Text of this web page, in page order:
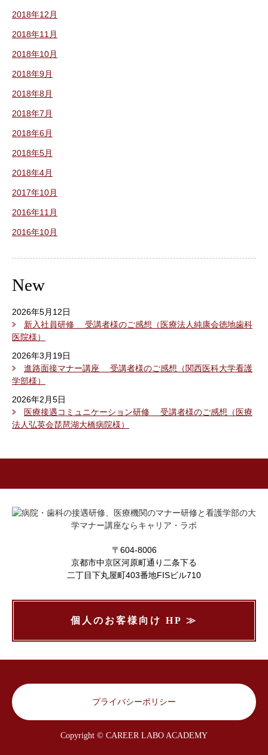
2018年12月
2018年11月
2018年10月
2018年9月
2018年8月
2018年7月
2018年6月
2018年5月
2018年4月
2017年10月
2016年11月
2016年10月
New
2026年5月12日
新入社員研修 受講者様のご感想（医療法人純康会徳地歯科
医院様）
2026年3月19日
進路面接マナー講座 受講者様のご感想（関西医科大学看護
学部様）
2026年2月5日
医療接遇コミュニケーション研修 受講者様のご感想（医療
法人弘英会琵琶湖大橋病院様）
〒604-8006
京都市中京区河原町通り二条下る
二丁目下丸屋町403番地FISビル710
個人のお客様向け HP ≫
プライバシーポリシー
Copyright © CAREER LABO ACADEMY